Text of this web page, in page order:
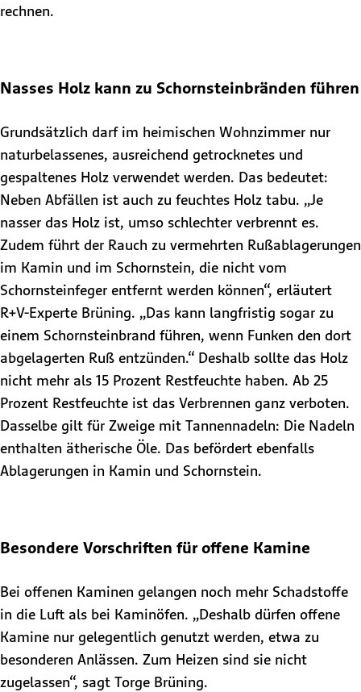
rechnen.
Nasses Holz kann zu Schornsteinbränden führen
Grundsätzlich darf im heimischen Wohnzimmer nur
naturbelassenes, ausreichend getrocknetes und
gespaltenes Holz verwendet werden. Das bedeutet:
Neben Abfällen ist auch zu feuchtes Holz tabu. „Je
nasser das Holz ist, umso schlechter verbrennt es.
Zudem führt der Rauch zu vermehrten Rußablagerungen
im Kamin und im Schornstein, die nicht vom
Schornsteinfeger entfernt werden können“, erläutert
R+V-Experte Brüning. „Das kann langfristig sogar zu
einem Schornsteinbrand führen, wenn Funken den dort
abgelagerten Ruß entzünden.“ Deshalb sollte das Holz
nicht mehr als 15 Prozent Restfeuchte haben. Ab 25
Prozent Restfeuchte ist das Verbrennen ganz verboten.
Dasselbe gilt für Zweige mit Tannennadeln: Die Nadeln
enthalten ätherische Öle. Das befördert ebenfalls
Ablagerungen in Kamin und Schornstein.
Besondere Vorschriften für offene Kamine
Bei offenen Kaminen gelangen noch mehr Schadstoffe
in die Luft als bei Kaminöfen. „Deshalb dürfen offene
Kamine nur gelegentlich genutzt werden, etwa zu
besonderen Anlässen. Zum Heizen sind sie nicht
zugelassen“, sagt Torge Brüning.